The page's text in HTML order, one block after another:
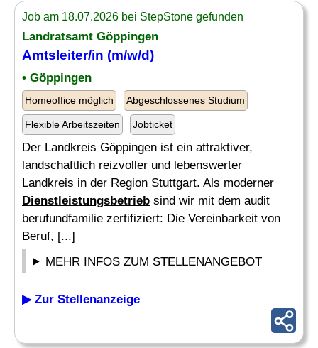
Job am 18.07.2026 bei StepStone gefunden
Landratsamt Göppingen
Amtsleiter/in (m/w/d)
• Göppingen
Homeoffice möglich Abgeschlossenes Studium
Flexible Arbeitszeiten Jobticket
Der Landkreis Göppingen ist ein attraktiver,
landschaftlich reizvoller und lebenswerter
Landkreis in der Region Stuttgart. Als moderner
Dienstleistungsbetrieb sind wir mit dem audit
berufundfamilie zertifiziert: Die Vereinbarkeit von
Beruf, [...]
MEHR INFOS ZUM STELLENANGEBOT
▶ Zur Stellenanzeige